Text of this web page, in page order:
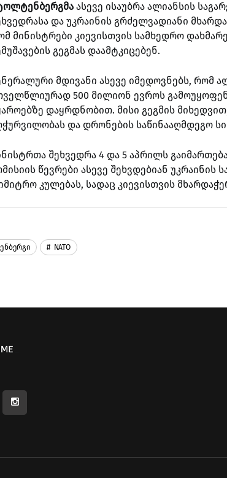
ასევე ისაუბრა ალიანსის
და უკრაინის გრძელვადიანი
მინისტრები კიევისთვის სამხედრო
გეგმას დაამტკიცებენ.
მდივანი ასევე იმედოვნებს, რომ
500 მილიონ ევროს
დაყრდნობით. მისი გეგმის
და დრონების საწინააღმდეგო
შეხვედრა 4 და 5 აპრილს
წევრები ასევე შეხვდებიან უკრაინის
კულებას, სადაც კიევისთვის
NATO